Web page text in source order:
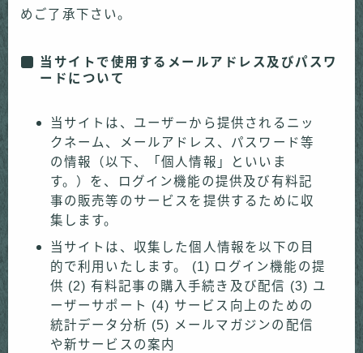
めご了承下さい。
当サイトで使用するメールアドレス及びパスワ
ードについて
当サイトは、ユーザーから提供されるニッ
クネーム、メールアドレス、パスワード等
の情報（以下、「個人情報」といいま
す。）を、ログイン機能の提供及び有料記
事の販売等のサービスを提供するために収
集します。
当サイトは、収集した個人情報を以下の目
的で利用いたします。 (1) ログイン機能の提
供 (2) 有料記事の購入手続き及び配信 (3) ユ
ーザーサポート (4) サービス向上のための
統計データ分析 (5) メールマガジンの配信
や新サービスの案内